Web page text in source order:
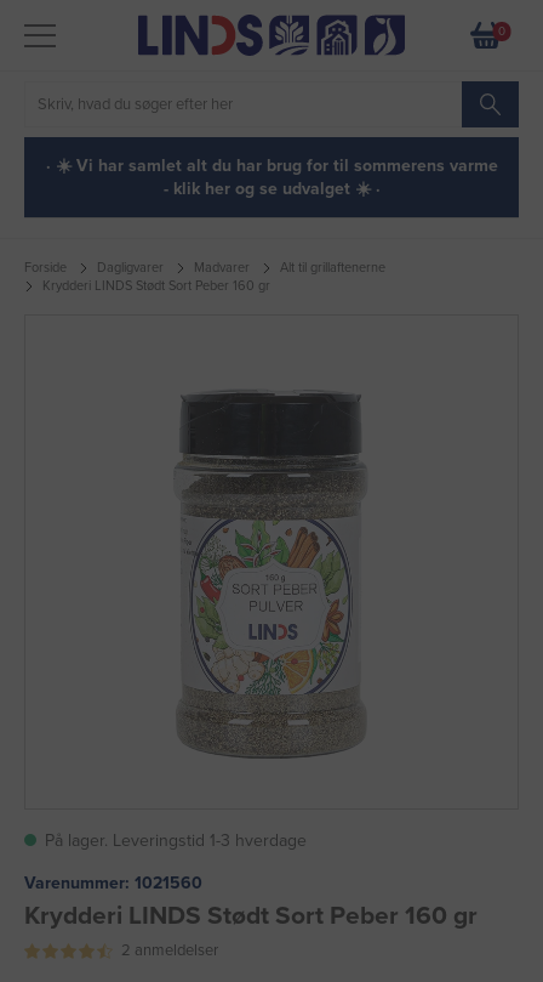
0
· ☀️ Vi har samlet alt du har brug for til sommerens varme
- klik her og se udvalget ☀️ ·
Forside Dagligvarer Madvarer
Alt til grillaftenerne
Krydderi LINDS Stødt Sort Peber 160 gr
På lager. Leveringstid 1-3 hverdage
Varenummer: 1021560
Krydderi LINDS Stødt Sort Peber 160 gr
2 anmeldelser